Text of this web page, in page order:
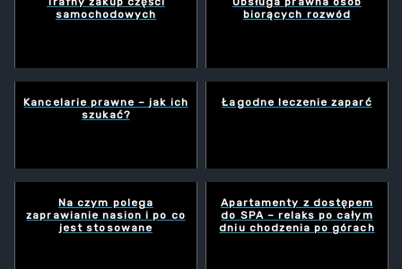
samochodowych
biorących rozwód
Kancelarie prawne – jak ich
szukać?
Łagodne leczenie zaparć
Na czym polega
zaprawianie nasion i po co
jest stosowane
Apartamenty z dostępem
do SPA – relaks po całym
dniu chodzenia po górach